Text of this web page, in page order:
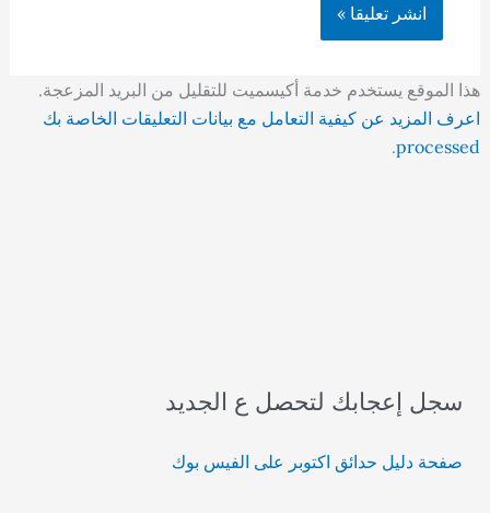
هذا الموقع يستخدم خدمة أكيسميت للتقليل من البريد المزعجة.
اعرف المزيد عن كيفية التعامل مع بيانات التعليقات الخاصة بك
processed
.
سجل إعجابك لتحصل ع الجديد
صفحة دليل حدائق اكتوبر على الفيس بوك